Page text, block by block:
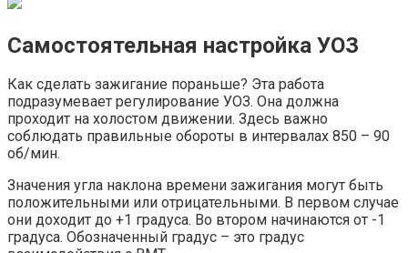
Самостоятельная настройка УОЗ
Как сделать зажигание пораньше? Эта работа
подразумевает регулирование УОЗ. Она должна
проходит на холостом движении. Здесь важно
соблюдать правильные обороты в интервалах 850 – 90
об/мин.
Значения угла наклона времени зажигания могут быть
положительными или отрицательными. В первом случае
они доходит до +1 градуса. Во втором начинаются от -1
градуса. Обозначенный градус – это градус